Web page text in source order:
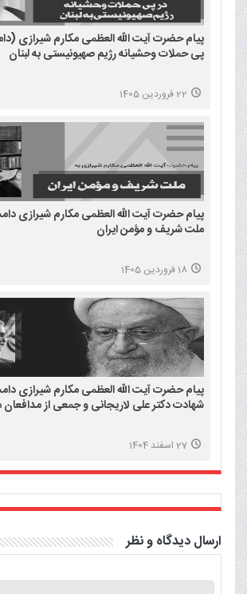
پیام حضرت آیت الله العظمی مکارم شیرازی
پی حملات وحشیانه رژیم صهیونیستی به لبنان
22 فروردین 1405
پیام حضرت آیت الله العظمی مکارم شیرازی
ملت شریف و مؤمن ایران
18 فروردین 1405
پیام حضرت آیت الله العظمی مکارم شیرازی
شهادت دکتر علی لاریجانی و جمعی از
27 اسفند 1404
ارسال دیدگاه و نظر